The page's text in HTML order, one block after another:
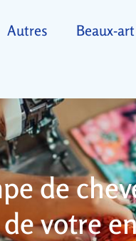
Autres Beaux-art
de
votre